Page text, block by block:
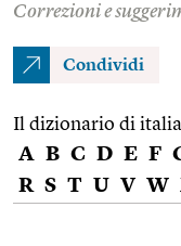
Correzioni e
Condividi
Il dizionario di
A B C D E F
R S T U V W